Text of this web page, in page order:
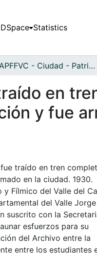
Statistics
APFFVC - Ciudad - Patrimonial
en
y fue
traído en tren
en la ciudad. 1930.
Fílmico del Valle del
del Valle
suscrito con la
esfuerzos para su
del Archivo entre la
entre los estudiantes